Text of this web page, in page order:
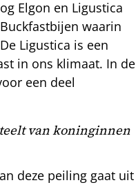
Elgon en Ligustica
waarin
Ligustica is een
in ons klimaat. In de
een deel
van koninginnen
deze peiling gaat uit